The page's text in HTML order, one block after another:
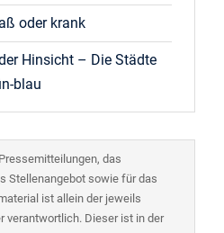
oder krank
Hinsicht – Die Städte
blau
das
Stellenangebot sowie für das
ist allein der jeweils
verantwortlich. Dieser ist in der